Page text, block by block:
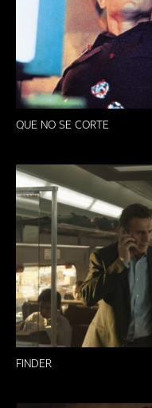
QUE NO SE CORTE
FINDER